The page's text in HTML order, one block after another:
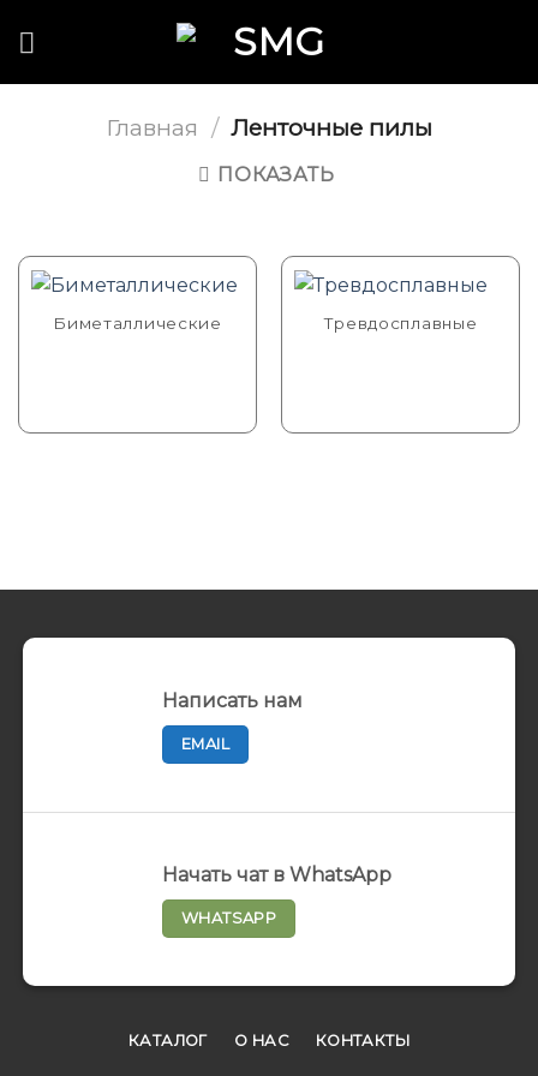
Главная / Ленточные пилы
ПОКАЗАТЬ
Биметаллические Тревдосплавные
Написать нам
EMAIL
Начать чат в WhatsApp
WHATSAPP
КАТАЛОГ О НАС КОНТАКТЫ